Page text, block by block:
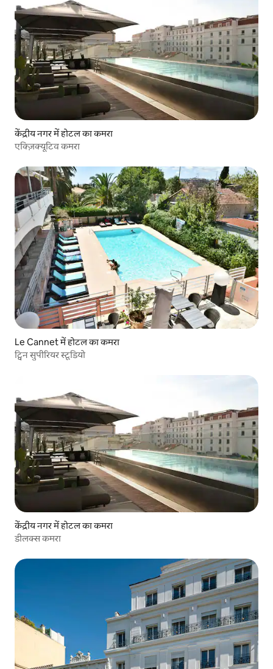
केंद्रीय नगर में होटल का कमरा
एक्ज़िक्यूटिव कमरा
Le Cannet में होटल का कमरा
ट्विन सुपीरियर स्टूडियो
केंद्रीय नगर में होटल का कमरा
डीलक्स कमरा